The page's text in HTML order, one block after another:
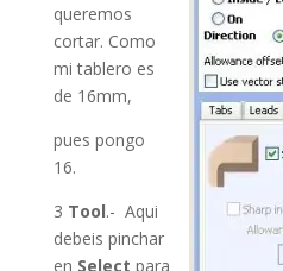
queremos
cortar. Como
mi tablero es
de 16mm,
pues pongo
16.
3 Tool.- Aqui
debeis pinchar
en Select para